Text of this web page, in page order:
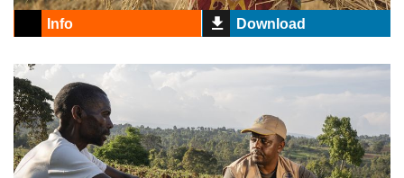
Info Download